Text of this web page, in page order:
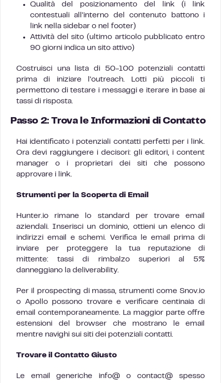
Qualità del posizionamento del link (i link
contestuali all’interno del contenuto battono i
link nella sidebar o nel footer)
Attività del sito (ultimo articolo pubblicato entro
90 giorni indica un sito attivo)
Costruisci una lista di 50-100 potenziali contatti
prima di iniziare l’outreach. Lotti più piccoli ti
permettono di testare i messaggi e iterare in base ai
tassi di risposta.
Passo 2: Trova le Informazioni di Contatto
Hai identificato i potenziali contatti perfetti per i link.
Ora devi raggiungere i decisori: gli editori, i content
manager o i proprietari dei siti che possono
approvare i link.
Strumenti per la Scoperta di Email
Hunter.io rimane lo standard per trovare email
aziendali. Inserisci un dominio, ottieni un elenco di
indirizzi email e schemi. Verifica le email prima di
inviare per proteggere la tua reputazione di
mittente: tassi di rimbalzo superiori al 5%
danneggiano la deliverability.
Per il prospecting di massa, strumenti come Snov.io
o Apollo possono trovare e verificare centinaia di
email contemporaneamente. La maggior parte offre
estensioni del browser che mostrano le email
mentre navighi sui siti dei potenziali contatti.
Trovare il Contatto Giusto
Le email generiche info@ o contact@ spesso